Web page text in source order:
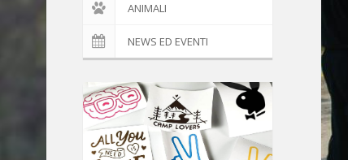
ANIMALI
NEWS ED EVENTI